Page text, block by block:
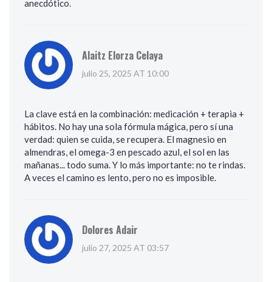
anecdótico.
Alaitz Elorza Celaya
julio 25, 2025 AT 10:00
La clave está en la combinación: medicación + terapia +
hábitos. No hay una sola fórmula mágica, pero sí una
verdad: quien se cuida, se recupera. El magnesio en
almendras, el omega-3 en pescado azul, el sol en las
mañanas... todo suma. Y lo más importante: no te rindas.
A veces el camino es lento, pero no es imposible.
Dolores Adair
julio 27, 2025 AT 03:57